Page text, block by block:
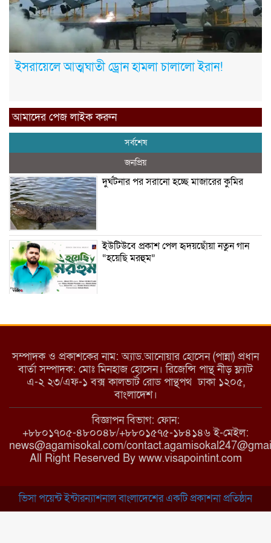
ইসরায়েলে আত্মঘাতী ড্রোন হামলা চালালো ইরান!
আমাদের পেজ লাইক করুন
সর্বশেষ
জনপ্রিয়
দুর্ঘটনার পর সরানো হচ্ছে মাজারের কুমির
ইউটিউবে প্রকাশ পেল হৃদয়ছোঁয়া নতুন গান
“হয়েছি মরহুম”
নেশা
মাধবপুরে কমিউনিটি ক্লিনিকে অনিয়মের
অভিযোগ
রাজবাড়ী: বালিয়াকান্দিতে কিশোরীর ঝুলন্ত
মরদেহ উদ্ধার
সম্পাদক ও প্রকাশকের নাম: অ্যাড.আনোয়ার হোসেন (পান্না) প্রধান
বার্তা সম্পাদক: মোঃ মিনহাজ হোসেন। রিজেন্সি পান্থ নীড় ফ্ল্যাট
এ-২ ২৩/এফ-১ বক্স কালভার্ট রোড পান্থপথ ঢাকা ১২০৫,
বাংলাদেশ।
বিজ্ঞাপন বিভাগ: ফোন:
+৮৮০১৭০৫-৪৮০০৪৮/+৮৮০১৫৭৫-১৮৪১৪৬ ই-মেইল:
news@agamisokal.com/
All Right Reserved By www.visapointint.com
ভিসা পয়েন্ট ইন্টারন্যাশনাল বাংলাদেশের একটি প্রকাশনা প্রতিষ্ঠান